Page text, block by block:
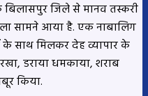
बिलासपुर जिले से मानव तस्करी
सामने आया है. एक नाबालिग
साथ मिलकर देह व्यापार के
डराया धमकाया, शराब
किया.